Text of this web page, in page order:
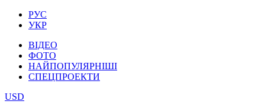
РУС
УКР
ВІДЕО
ФОТО
НАЙПОПУЛЯРНІШІ
СПЕЦПРОЕКТИ
USD